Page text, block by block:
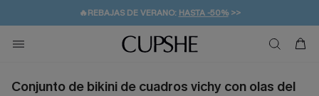
👒PROMOCIÓN DE VERANO:-10% EN 2 VESTIDOS
💌¡SUSCRIBIRSE & GANAR -10% EXTRA!
🚚ENVÍO GRATUITO A PARTIR DE 49 € >>
Conjunto de bikini de cuadros vichy con olas del